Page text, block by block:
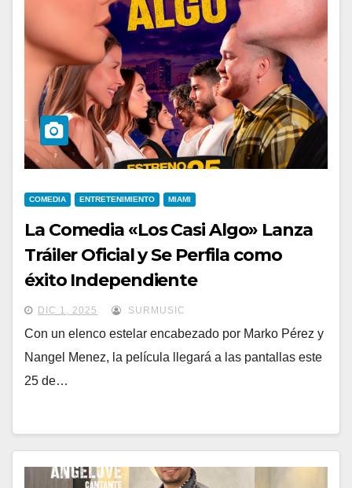
COMEDIA ENTRETENIMIENTO MIAMI
La Comedia «Los Casi Algo» Lanza
Tráiler Oficial y Se Perfila como
éxito Independiente
DIC 1, 2025 SURMUSIC
Con un elenco estelar encabezado por Marko Pérez y
Nangel Menez, la película llegará a las pantallas este
25 de…